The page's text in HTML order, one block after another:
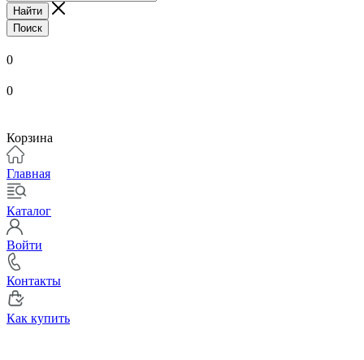
Найти
Поиск
0
0
Корзина
Главная
Каталог
Войти
Контакты
Как купить